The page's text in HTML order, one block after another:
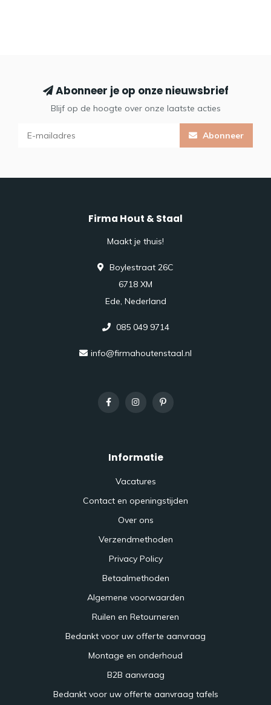
Abonneer je op onze nieuwsbrief
Blijf op de hoogte over onze laatste acties
Abonneer
Firma Hout & Staal
Maakt je thuis!
Boylestraat 26C
6718 XM
Ede, Nederland
085 049 9714
info@firmahoutenstaal.nl
Informatie
Vacatures
Contact en openingstijden
Over ons
Verzendmethoden
Privacy Policy
Betaalmethoden
Algemene voorwaarden
Ruilen en Retourneren
Bedankt voor uw offerte aanvraag
Montage en onderhoud
B2B aanvraag
Bedankt voor uw offerte aanvraag tafels